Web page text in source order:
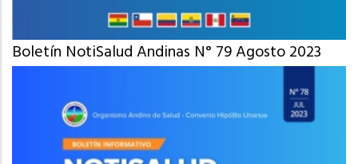
Boletín NotiSalud Andinas N° 79 Agosto 2023